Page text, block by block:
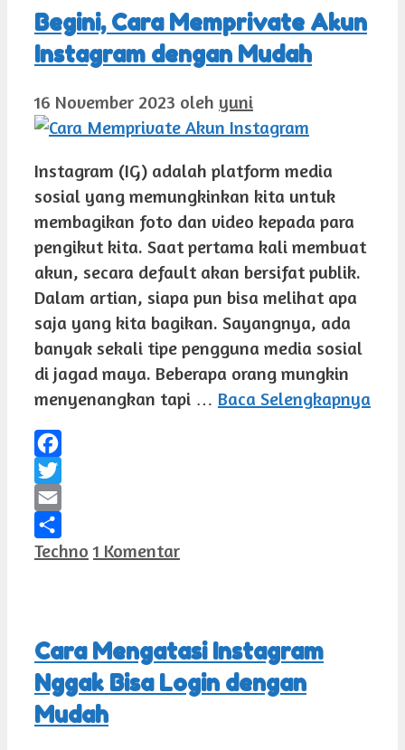
Begini, Cara Memprivate Akun
Instagram dengan Mudah
16 November 2023 oleh yuni
Instagram (IG) adalah platform media
sosial yang memungkinkan kita untuk
membagikan foto dan video kepada para
pengikut kita. Saat pertama kali membuat
akun, secara default akan bersifat publik.
Dalam artian, siapa pun bisa melihat apa
saja yang kita bagikan. Sayangnya, ada
banyak sekali tipe pengguna media sosial
di jagad maya. Beberapa orang mungkin
menyenangkan tapi … Baca Selengkapnya
Facebook
Twitter
Email
Share
Kategori
Techno 1 Komentar
Cara Mengatasi Instagram
Nggak Bisa Login dengan
Mudah